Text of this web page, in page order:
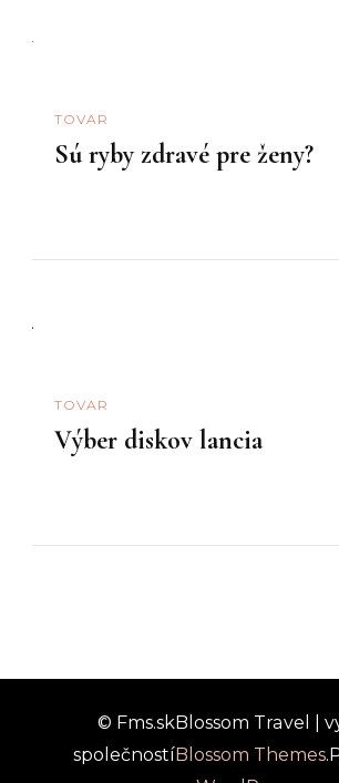
TOVAR
Sú ryby zdravé pre ženy?
TOVAR
Výber diskov lancia
© Fms.skBlossom Travel |
společnostíBlossom Themes